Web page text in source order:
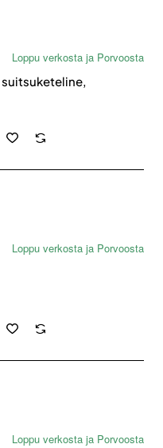
Loppu verkosta ja Porvoosta
Loppu verkosta ja Porvoosta
Loppu verkosta ja Porvoosta